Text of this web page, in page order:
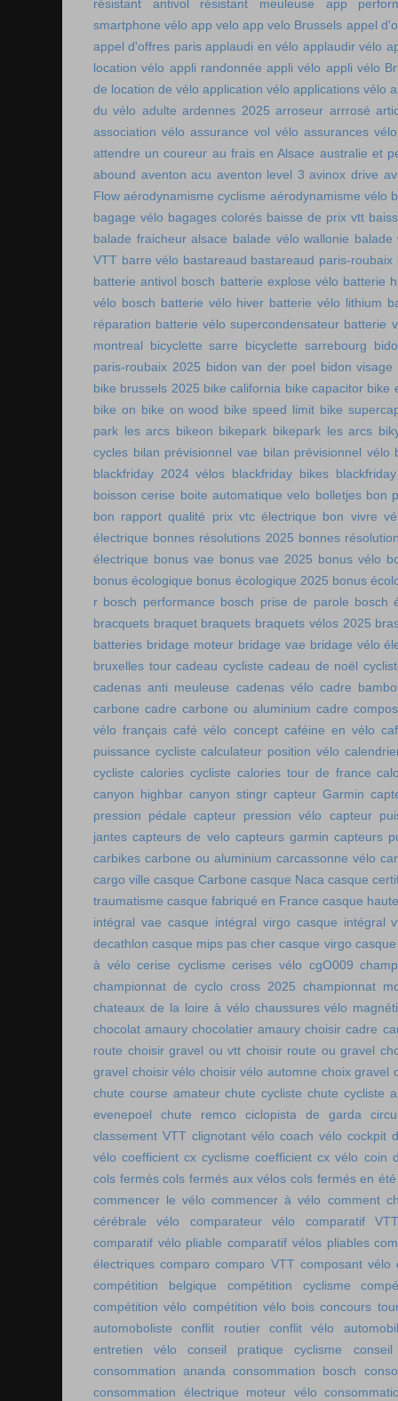
résistant antivol résistant meuleuse
app
smartphone vélo app velo app velo Brussels appel
appel d'offres paris applaudi en vélo applaudir vélo
location vélo appli randonnée appli vélo appli vélo
de location de vélo application vélo applications vélo
du vélo adulte ardennes 2025 arroseur arrrosé
association vélo assurance vol vélo assurances vélo
attendre un coureur au frais en Alsace australie et
abound aventon acu aventon level 3 avinox drive
Flow aérodynamisme cyclisme aérodynamisme vélo
bagage vélo bagages colorés baisse de prix vtt
balade fraicheur alsace balade vélo wallonie balade
VTT barre vélo bastareaud bastareaud paris-roubaix
batterie antivol bosch batterie explose vélo batterie
vélo bosch batterie vélo hiver batterie vélo lithium
réparation batterie vélo supercondensateur batterie
montreal
bicyclette sarre bicyclette sarrebourg
paris-roubaix 2025 bidon van der poel bidon visage
bike brussels 2025 bike california bike capacitor bike
bike on bike on wood bike speed limit bike
park les arcs bikeon bikepark bikepark les arcs
cycles bilan prévisionnel vae bilan prévisionnel vélo
blackfriday 2024 vélos blackfriday bikes
boisson cerise boite automatique velo bolletjes bon
bon rapport qualité prix vtc électrique bon vivre
électrique bonnes résolutions 2025 bonnes
électrique bonus vae bonus vae 2025 bonus vélo
bonus écologique bonus écologique 2025 bonus
r bosch performance bosch prise de parole bosch
bracquets braquet braquets braquets vélos 2025
batteries bridage moteur bridage vae bridage vélo
bruxelles tour cadeau cycliste cadeau de noël
cadenas anti meuleuse cadenas vélo cadre
carbone cadre carbone ou aluminium cadre
vélo français café vélo concept caféine en vélo
puissance cycliste calculateur position vélo
cycliste calories cycliste calories tour de france
canyon highbar canyon stingr capteur Garmin
pression pédale capteur pression vélo
capteur
jantes capteurs de velo capteurs garmin capteurs
carbikes carbone ou aluminium carcassonne vélo
cargo ville casque Carbone casque Naca casque
traumatisme casque fabriqué en France casque
intégral vae casque intégral virgo casque intégral
decathlon casque mips pas cher casque virgo
à vélo cerise cyclisme cerises vélo cgO009
championnat de cyclo cross 2025 championnat
chateaux de la loire à vélo chaussures vélo
chocolat amaury chocolatier amaury choisir cadre
route choisir gravel ou vtt choisir route ou gravel
gravel choisir vélo choisir vélo automne choix gravel
chute course amateur chute cycliste chute cycliste
evenepoel
chute remco ciclopista de garda
classement VTT clignotant vélo coach vélo cockpit
vélo coefficient cx cyclisme coefficient cx vélo coin
cols fermés cols fermés aux vélos cols fermés en été
commencer le vélo commencer à vélo comment
cérébrale vélo
comparateur vélo
comparatif
comparatif vélo pliable comparatif vélos pliables
électriques comparo comparo VTT composant vélo
compétition belgique
compétition cyclisme
compétition vélo compétition vélo bois concours
automoboliste
conflit routier
conflit vélo
entretien vélo
conseil pratique cyclisme
consommation ananda consommation bosch
consommation électrique moteur vélo